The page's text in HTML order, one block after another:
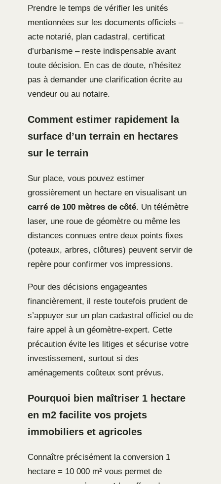
Prendre le temps de vérifier les unités
mentionnées sur les documents officiels –
acte notarié, plan cadastral, certificat
d’urbanisme – reste indispensable avant
toute décision. En cas de doute, n’hésitez
pas à demander une clarification écrite au
vendeur ou au notaire.
Comment estimer rapidement la
surface d’un terrain en hectares
sur le terrain
Sur place, vous pouvez estimer
grossièrement un hectare en visualisant un
carré de 100 mètres de côté. Un télémètre
laser, une roue de géomètre ou même les
distances connues entre deux points fixes
(poteaux, arbres, clôtures) peuvent servir de
repère pour confirmer vos impressions.
Pour des décisions engageantes
financièrement, il reste toutefois prudent de
s’appuyer sur un plan cadastral officiel ou de
faire appel à un géomètre-expert. Cette
précaution évite les litiges et sécurise votre
investissement, surtout si des
aménagements coûteux sont prévus.
Pourquoi bien maîtriser 1 hectare
en m2 facilite vos projets
immobiliers et agricoles
Connaître précisément la conversion 1
hectare = 10 000 m² vous permet de